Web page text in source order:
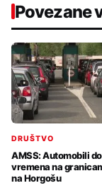
Povezane
DRUŠTVO
AMSS: Automobili
vremena na
na Horgošu